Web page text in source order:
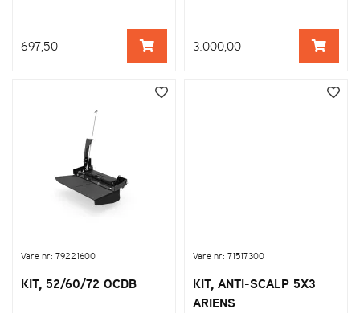
697,50 3.000,00
Vare nr: 79221600
KIT, 52/60/72 OCDB
Vare nr: 71517300
KIT, ANTI-SCALP 5X3
ARIENS